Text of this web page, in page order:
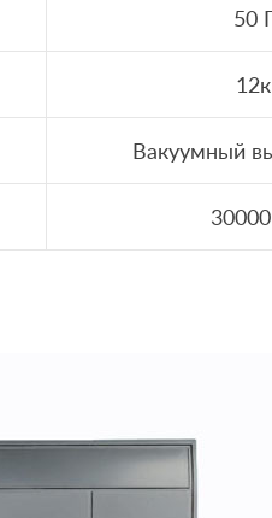
50
Вакуумный